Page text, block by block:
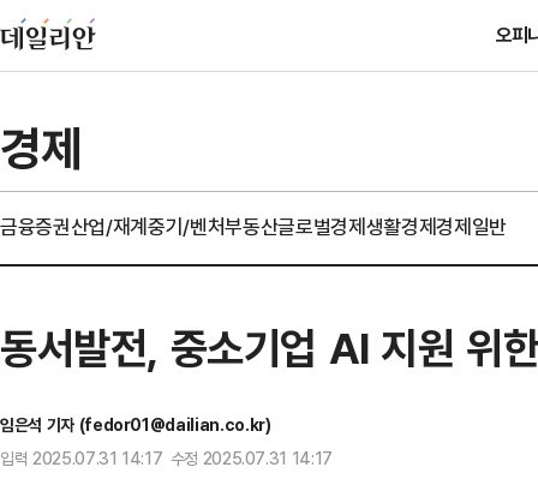
오피
경제
금융증권산업/재계중기/벤처부동산글로벌경제생활경제경제일반
동서발전, 중소기업 AI 지원 위
임은석 기자 (fedor01@dailian.co.kr)
입력 2025.07.31 14:17 수정 2025.07.31 14:17